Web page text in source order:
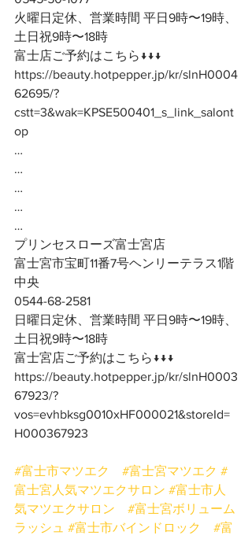
火曜日定休、営業時間 平日9時〜19時、
土日祝9時〜18時
富士店ご予約はこちら↓↓↓
https://beauty.hotpepper.jp/kr/slnH0004
62695/?
cstt=3&wak=KPSE500401_s_link_salont
op
…
…
…
…
…
プリンセスローズ富士宮店
富士宮市宝町11番7号ヘンリーテラス1階
中央
0544-68-2581
日曜日定休、営業時間 平日9時〜19時、
土日祝9時〜18時
富士宮店ご予約はこちら↓↓↓
https://beauty.hotpepper.jp/kr/slnH0003
67923/?
vos=evhbksg0010xHF000021&storeId=
H000367923
#富士市マツエク #富士宮マツエク #
富士宮人気マツエクサロン #富士市人
気マツエクサロン
#富士宮ボリューム
ラッシュ #富士市バインドロック
#富